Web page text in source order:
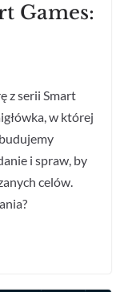
Games:
z serii Smart
w której
i spraw, by
celów.